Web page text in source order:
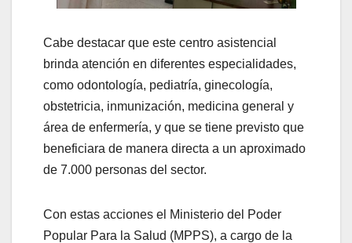
Cabe destacar que este centro asistencial
brinda atención en diferentes especialidades,
como odontología, pediatría, ginecología,
obstetricia, inmunización, medicina general y
área de enfermería, y que se tiene previsto que
beneficiara de manera directa a un aproximado
de 7.000 personas del sector.
Con estas acciones el Ministerio del Poder
Popular Para la Salud (MPPS), a cargo de la